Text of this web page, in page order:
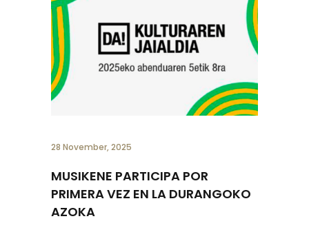
28 November, 2025
MUSIKENE PARTICIPA POR
PRIMERA VEZ EN LA DURANGOKO
AZOKA